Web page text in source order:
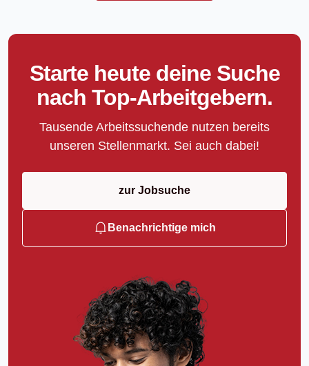
Starte heute deine Suche
nach Top-Arbeitgebern.
Tausende Arbeitssuchende nutzen bereits
unseren Stellenmarkt. Sei auch dabei!
zur Jobsuche
Benachrichtige mich